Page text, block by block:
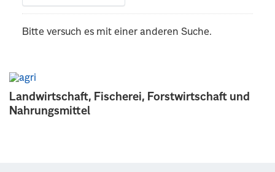
Landwirtschaft, Fischerei, Forstwirtschaft und
Nahrungsmittel
Bitte versuch es mit einer anderen Suche.